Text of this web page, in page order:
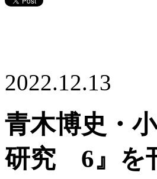
2022.12.13
青木博史・
研究 6』を